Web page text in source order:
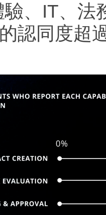
驗、IT、
認同度超